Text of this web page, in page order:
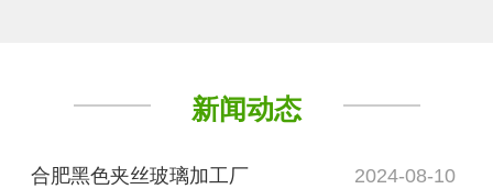
新闻动态
合肥黑色夹丝玻璃加工厂 2024-08-10